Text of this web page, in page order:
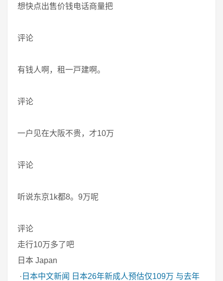
想快点出售价钱电话商量把
评论
有钱人啊，租一戸建啊。
评论
一户见在大阪不贵，才10万
评论
听说东京1k都8。9万呢
评论
走行10万多了吧
日本 Japan
· 日本中文新闻
日本26年新成人预估仅109万 与去年